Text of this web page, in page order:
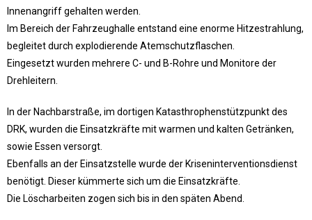
Innenangriff gehalten werden.
Im Bereich der Fahrzeughalle entstand eine enorme Hitzestrahlung,
begleitet durch explodierende Atemschutzflaschen.
Eingesetzt wurden mehrere C- und B-Rohre und Monitore der
Drehleitern.
In der Nachbarstraße, im dortigen Katasthrophenstützpunkt des
DRK, wurden die Einsatzkräfte mit warmen und kalten Getränken,
sowie Essen versorgt.
Ebenfalls an der Einsatzstelle wurde der Kriseninterventionsdienst
benötigt. Dieser kümmerte sich um die Einsatzkräfte.
Die Löscharbeiten zogen sich bis in den späten Abend.